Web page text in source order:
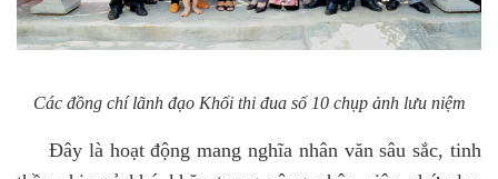
Các đồng chí lãnh đạo Khối thi đua số 10 chụp ảnh lưu niệm
Đây là hoạt động mang nghĩa nhân văn sâu sắc, tinh